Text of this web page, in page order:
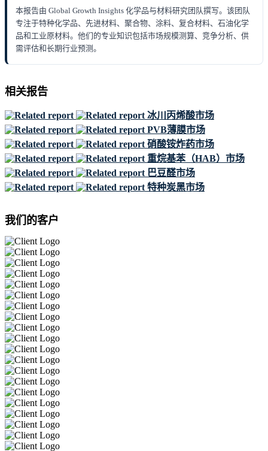
本报告由 Global Growth Insights 化学品与材料研究团队撰写。该团队
专注于特种化学品、先进材料、聚合物、涂料、复合材料、石油化学
品和工业原材料。他们的专业知识包括市场规模测算、竞争分析、供
需评估和长期行业预测。
相关报告
冰川丙烯酸市场
PVB薄膜市场
硝酸铵炸药市场
重烷基苯（HAB）市场
巴豆醛市场
特种炭黑市场
我们的客户